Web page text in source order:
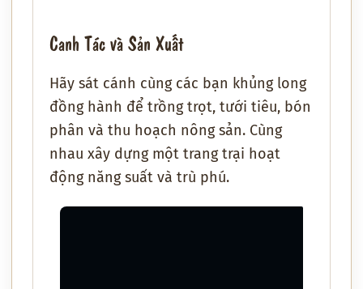
Canh Tác và Sản Xuất
Hãy sát cánh cùng các bạn khủng long
đồng hành để trồng trọt, tưới tiêu, bón
phân và thu hoạch nông sản. Cùng
nhau xây dựng một trang trại hoạt
động năng suất và trù phú.